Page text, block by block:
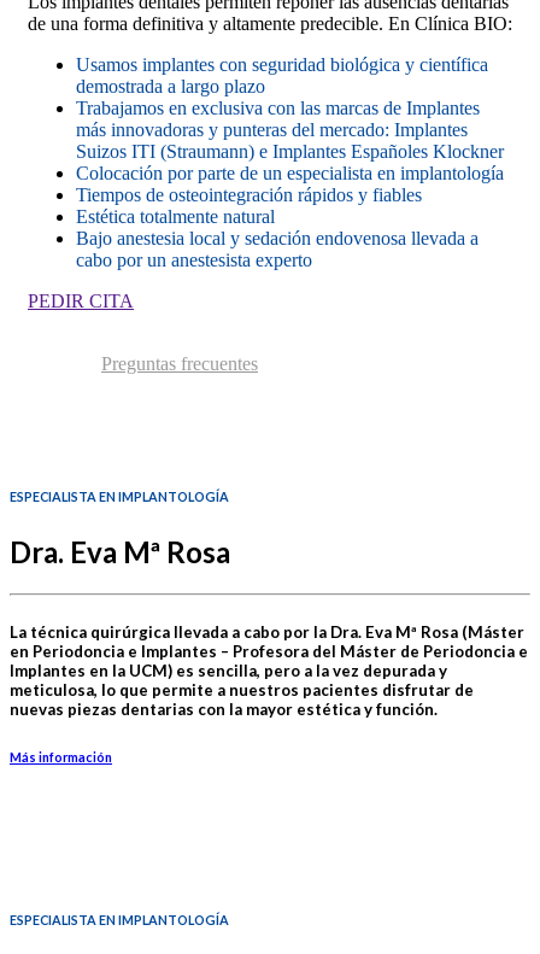
de una forma definitiva y altamente predecible. En Clínica BIO:
Usamos implantes con seguridad biológica y científica
demostrada a largo plazo
Trabajamos en exclusiva con las marcas de Implantes
más innovadoras y punteras del mercado: Implantes
Suizos ITI (Straumann) e Implantes Españoles Klockner
Colocación por parte de un especialista en implantología
Tiempos de osteointegración rápidos y fiables
Estética totalmente natural
Bajo anestesia local y sedación endovenosa llevada a
cabo por un anestesista experto
PEDIR CITA
Preguntas frecuentes
ESPECIALISTA EN IMPLANTOLOGÍA
Dra. Eva Mª Rosa
La técnica quirúrgica llevada a cabo por la Dra. Eva Mª Rosa (Máster
en Periodoncia e Implantes – Profesora del Máster de Periodoncia e
Implantes en la UCM) es sencilla, pero a la vez depurada y
meticulosa, lo que permite a nuestros pacientes disfrutar de
nuevas piezas dentarias con la mayor estética y función.
Más información
ESPECIALISTA EN IMPLANTOLOGÍA